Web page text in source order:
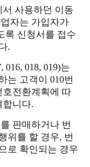
사용하던 이동
자는 가입자가
록 신청서를 접수
.
018, 019)는
는 고객이 010번
호전환계획에 따
합니다.
판매하거나 번
위를 할 경우, 번
로 확인되는 경우